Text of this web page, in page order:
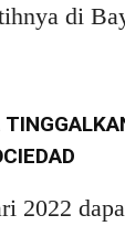
di
2022